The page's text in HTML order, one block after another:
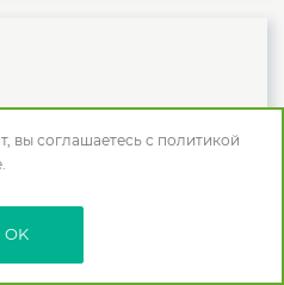
вы соглашаетесь с политикой
OK